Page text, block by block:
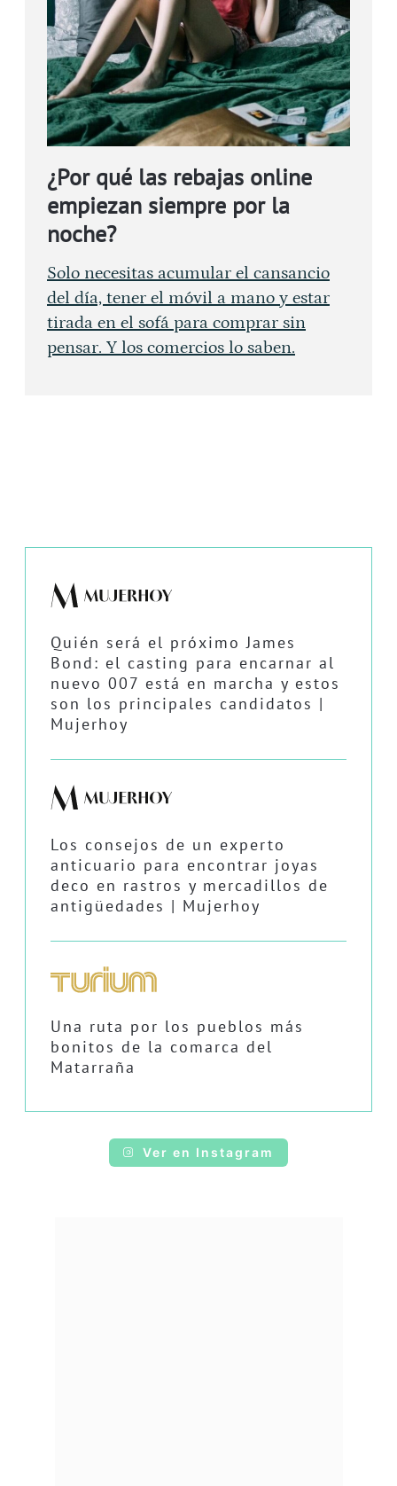
¿Por qué las rebajas online
empiezan siempre por la
noche?
Solo necesitas acumular el cansancio
del día, tener el móvil a mano y estar
tirada en el sofá para comprar sin
pensar. Y los comercios lo saben.
Quién será el próximo James
Bond: el casting para encarnar al
nuevo 007 está en marcha y estos
son los principales candidatos |
Mujerhoy
Los consejos de un experto
anticuario para encontrar joyas
deco en rastros y mercadillos de
antigüedades | Mujerhoy
Una ruta por los pueblos más
bonitos de la comarca del
Matarraña
Ver en Instagram